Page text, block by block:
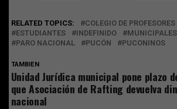
RELATED TOPICS: COLEGIO DE PROFESORES
ESTUDIANTES
INDEFINIDO
MUNICIPALES
PARO NACIONAL
PUCÓN PUCONINOS
TAMBIEN
Unidad Jurídica municipal pone plazo
que Asociación de Rafting devuelva
nacional